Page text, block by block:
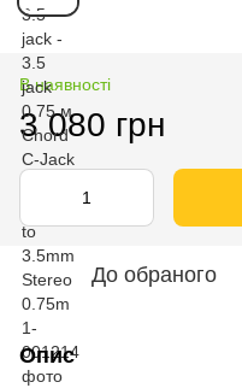
В наявності
3 080 грн
До обраного
Опис